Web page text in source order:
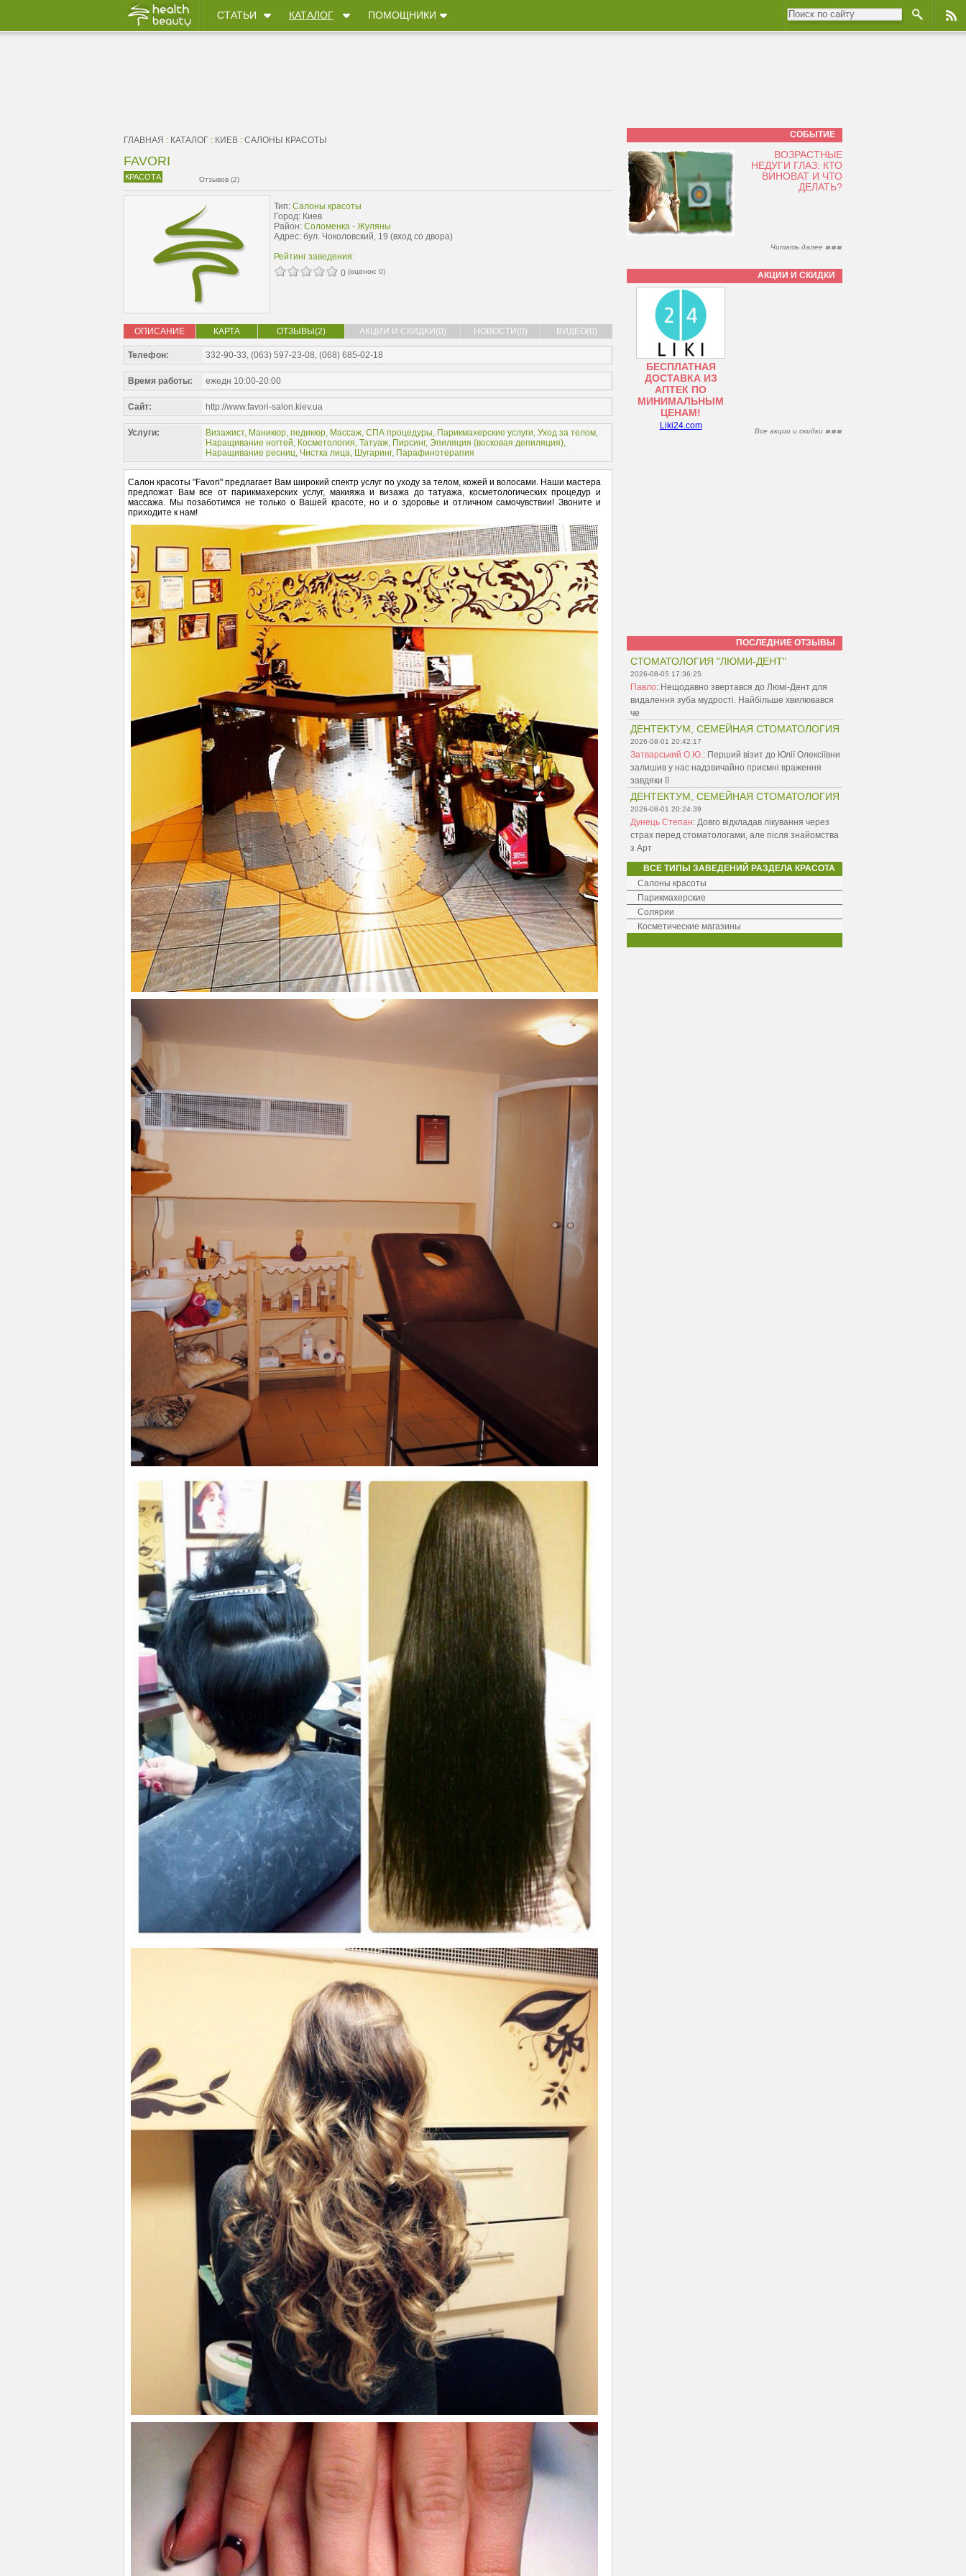
СТАТЬИ КАТАЛОГ ПОМОЩНИКИ
ГЛАВНАЯ : КАТАЛОГ : КИЕВ : САЛОНЫ КРАСОТЫ
FAVORI
КРАСОТА Отзывов (2)
Тип: Салоны красоты
Город: Киев
Район: Соломенка - Жуляны
Адрес: бул. Чоколовский, 19 (вход со двора)
Рейтинг заведения:
0 (оценок: 0)
ОПИСАНИЕ КАРТА ОТЗЫВЫ(2) АКЦИИ И СКИДКИ(0) НОВОСТИ(0) ВИДЕО(0)
Телефон: 332-90-33, (063) 597-23-08, (068) 685-02-18
Время работы: ежедн 10:00-20:00
Сайт: http://www.favori-salon.kiev.ua
Услуги: Визажист, Маникюр, педикюр, Массаж, СПА процедуры, Парикмахерские услуги, Уход за телом,
Наращивание ногтей, Косметология, Татуаж, Пирсинг, Эпиляция (восковая депиляция),
Наращивание ресниц, Чистка лица, Шугаринг, Парафинотерапия
Салон красоты "Favori" предлагает Вам широкий спектр услуг по уходу за телом, кожей и волосами. Наши мастера
предложат Вам все от парикмахерских услуг, макияжа и визажа до татуажа, косметологических процедур и
массажа. Мы позаботимся не только о Вашей красоте, но и о здоровье и отличном самочувствии! Звоните и
приходите к нам!
СОБЫТИЕ
ВОЗРАСТНЫЕ
НЕДУГИ ГЛАЗ: КТО
ВИНОВАТ И ЧТО
ДЕЛАТЬ?
Читать далее
АКЦИИ И СКИДКИ
БЕСПЛАТНАЯ
ДОСТАВКА ИЗ
АПТЕК ПО
МИНИМАЛЬНЫМ
ЦЕНАМ!
Liki24.com
Все акции и скидки
ПОСЛЕДНИЕ ОТЗЫВЫ
СТОМАТОЛОГИЯ "ЛЮМИ-ДЕНТ"
2026-08-05 17:36:25
Павло: Нещодавно звертався до Люмі-Дент для
видалення зуба мудрості. Найбільше хвилювався
че
ДЕНТЕКТУМ, СЕМЕЙНАЯ СТОМАТОЛОГИЯ
2026-08-01 20:42:17
Затварський О.Ю.: Перший візит до Юлії Олексіївни
залишив у нас надзвичайно приємні враження
завдяки її
ДЕНТЕКТУМ, СЕМЕЙНАЯ СТОМАТОЛОГИЯ
2026-08-01 20:24:39
Дунець Степан: Довго відкладав лікування через
страх перед стоматологами, але після знайомства
з Арт
ВСЕ ТИПЫ ЗАВЕДЕНИЙ РАЗДЕЛА КРАСОТА
Салоны красоты
Парикмахерские
Солярии
Косметические магазины